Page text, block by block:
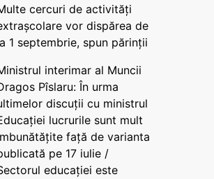
cercuri de activități
vor dispărea de
1 septembrie, spun părinții
interimar al Muncii
Pîslaru: În urma
discuții cu ministrul
lucrurile sunt mult
față de varianta
pe 17 iulie /
educației este